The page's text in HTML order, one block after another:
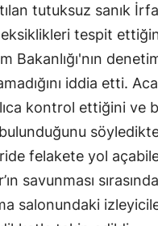
tutuksuz sanık
eksiklikleri tespit
Bakanlığı'nın
iddia etti.
kontrol ettiğini ve
bulunduğunu
felakete yol
savunması
salonundaki